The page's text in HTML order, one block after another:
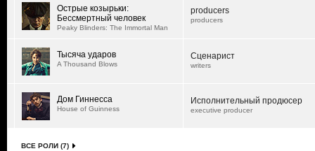
Острые козырьки:
Бессмертный человек
Peaky Blinders: The Immortal Man
producers
producers
Тысяча ударов
A Thousand Blows
Сценарист
writers
Дом Гиннесса
House of Guinness
Исполнительный продюсер
executive producer
ВСЕ РОЛИ (7)